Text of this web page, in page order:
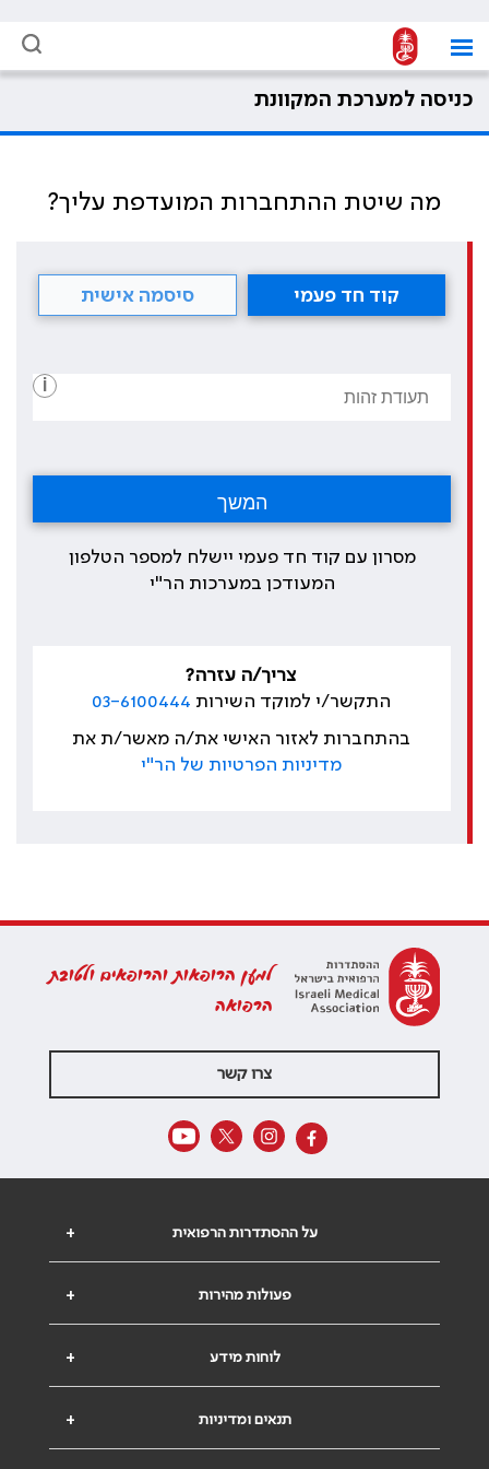
כניסה למערכת המקוונת
מה שיטת ההתחברות המועדפת עליך?
קוד חד פעמי סיסמה אישית
i
מסרון עם קוד חד פעמי יישלח למספר הטלפון
המעודכן במערכות הר"י
צריך/ה עזרה?
התקשר/י למוקד השירות 03-6100444
בהתחברות לאזור האישי את/ה מאשר/ת את
מדיניות הפרטיות של הר"י
למען הרופאות והרופאים ולטובת
הרפואה
צרו קשר
+ על ההסתדרות הרפואית
+ פעולות מהירות
+ לוחות מידע
+ תנאים ומדיניות